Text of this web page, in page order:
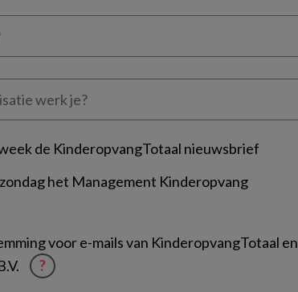
de KinderopvangTotaal nieuwsbrief
het Management Kinderopvang
voor e-mails van KinderopvangTotaal en
?